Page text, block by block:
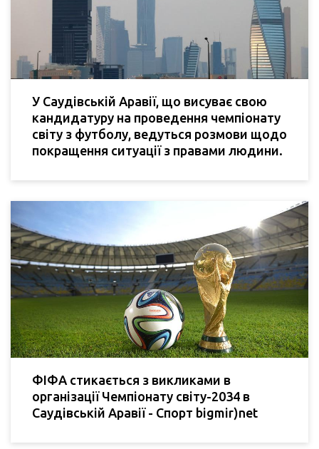
У Саудівській Аравії, що висуває свою
кандидатуру на проведення чемпіонату
світу з футболу, ведуться розмови щодо
покращення ситуації з правами людини.
ФІФА стикається з викликами в
організації Чемпіонату світу-2034 в
Саудівській Аравії - Спорт bigmir)net